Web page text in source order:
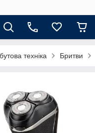
техніка Бритви